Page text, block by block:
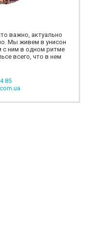
важно, актуально
Мы живем в унисон
с ним в одном ритме
всего, что в нем
85